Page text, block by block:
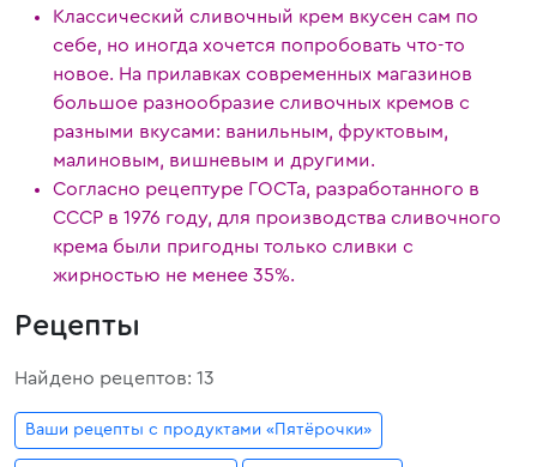
Классический сливочный крем вкусен сам по
себе, но иногда хочется попробовать что-то
новое. На прилавках современных магазинов
большое разнообразие сливочных кремов с
разными вкусами: ванильным, фруктовым,
малиновым, вишневым и другими.
Согласно рецептуре ГОСТа, разработанного в
СССР в 1976 году, для производства сливочного
крема были пригодны только сливки с
жирностью не менее 35%.
Рецепты
Найдено рецептов: 13
Ваши рецепты с продуктами «Пятёрочки»